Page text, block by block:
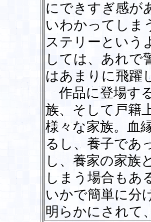
にできすぎ感が
いわかってしま
ステリーという
しては、あれで
はあまりに飛躍
作品に登場す
族、そして戸籍
様々な家族。血
るし、養子であ
し、養家の家族
しまう場合もあ
いかで簡単に分
明らかにされて